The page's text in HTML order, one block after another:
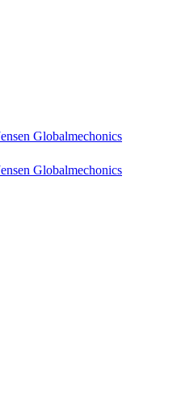
Globalmechonics
Globalmechonics